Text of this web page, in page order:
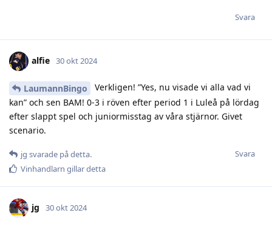
Svara
alfie 30 okt 2024
LaumannBingo
Verkligen! ”Yes, nu visade vi alla vad vi
kan” och sen BAM! 0-3 i röven efter period 1 i Luleå på lördag
efter slappt spel och juniormisstag av våra stjärnor. Givet
scenario.
Svara
jg svarade på detta.
Vinhandlarn gillar detta
jg 30 okt 2024